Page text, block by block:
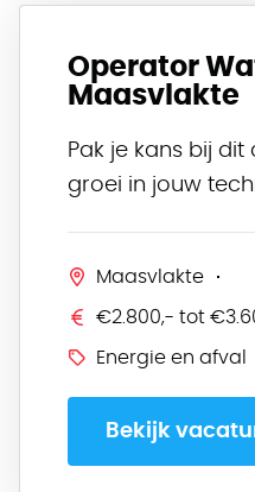
Operator
Maasvlakte
Pak je kans bij
groei in jouw
Maasvlakte
€2.800,- tot
Energie en afval
Bekijk